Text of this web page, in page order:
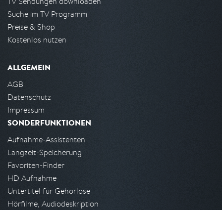
Suche im TV Programm
Preise & Shop
Kostenlos nutzen
ALLGEMEIN
AGB
Datenschutz
Impressum
SONDERFUNKTIONEN
Aufnahme-Assistenten
Langzeit-Speicherung
Favoriten-Finder
HD Aufnahme
Untertitel für Gehörlose
Hörfilme, Audiodeskription